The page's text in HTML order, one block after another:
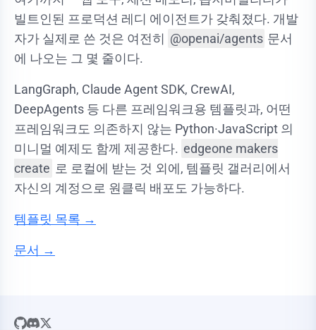
빌트인된 프로덕션 레디 에이전트가 갖춰졌다. 개발
자가 실제로 쓴 것은 여전히 @openai/agents 문서
에 나오는 그 몇 줄이다.
LangGraph, Claude Agent SDK, CrewAI,
DeepAgents 등 다른 프레임워크용 템플릿과, 어떤
프레임워크도 의존하지 않는 Python·JavaScript 의
미니멀 예제도 함께 제공한다. edgeone makers
create 로 로컬에 받는 것 외에, 템플릿 갤러리에서
자신의 계정으로 원클릭 배포도 가능하다.
템플릿 목록 →
문서 →